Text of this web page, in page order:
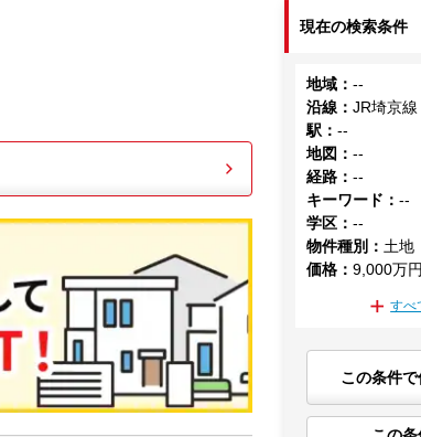
現在の検索条件
地域 ：--
沿線 ：JR埼京線
駅 ：--
地図 ：--
経路 ：--
キーワード ：--
学区 ：--
物件種別 ： 土地
価格 ：9,000万
すべ
この条件